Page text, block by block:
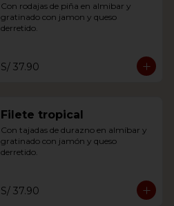
Con rodajas de piña en almibar y
gratinado con jamon y queso
derretido.
S/ 37.90
Filete tropical
Con tajadas de durazno en almíbar y
gratinado con jamón y queso
derretido.
S/ 37.90